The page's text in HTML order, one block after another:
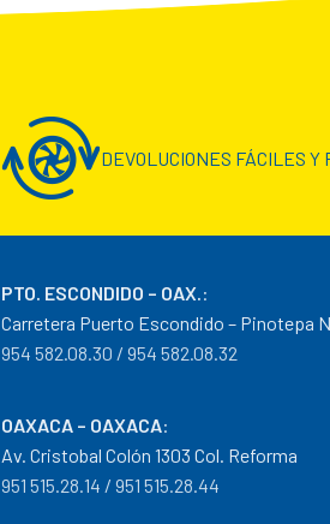
DEVOLUCIONES FÁCILES Y
PTO. ESCONDIDO – OAX.:
Carretera Puerto Escondido – Pinotepa
954 582.08.30 / 954 582.08.32
OAXACA – OAXACA:
Av. Cristobal Colón 1303 Col. Reforma
951 515.28.14 / 951 515.28.44